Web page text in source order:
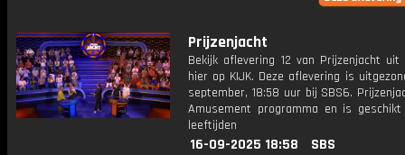
Prijzenjacht
Bekijk aflevering 12 van Prijzenjacht uit
hier op KIJK. Deze aflevering is
september, 18:58 uur bij SBS6.
Amusement programma en is
leeftijden
16-09-2025 18:58
SBS